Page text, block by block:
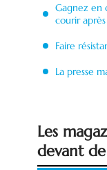
Gagnez en
courir
Faire
La presse
Les
devant